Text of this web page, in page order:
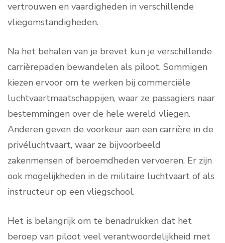
vertrouwen en vaardigheden in verschillende
vliegomstandigheden.
Na het behalen van je brevet kun je verschillende
carrièrepaden bewandelen als piloot. Sommigen
kiezen ervoor om te werken bij commerciële
luchtvaartmaatschappijen, waar ze passagiers naar
bestemmingen over de hele wereld vliegen.
Anderen geven de voorkeur aan een carrière in de
privéluchtvaart, waar ze bijvoorbeeld
zakenmensen of beroemdheden vervoeren. Er zijn
ook mogelijkheden in de militaire luchtvaart of als
instructeur op een vliegschool.
Het is belangrijk om te benadrukken dat het
beroep van piloot veel verantwoordelijkheid met